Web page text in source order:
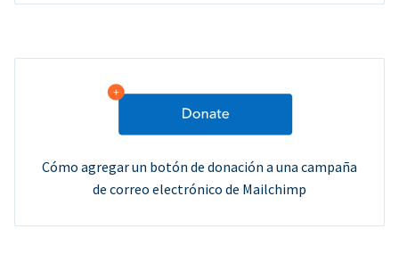
Cómo agregar un botón de donación a una campaña
de correo electrónico de Mailchimp